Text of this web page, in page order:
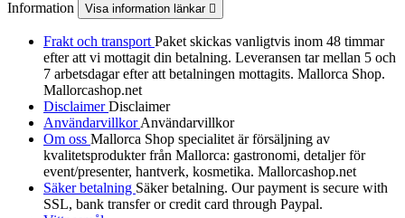
Information Visa information länkar 
Frakt och transport Paket skickas vanligtvis inom 48 timmar
efter att vi mottagit din betalning. Leveransen tar mellan 5 och
7 arbetsdagar efter att betalningen mottagits. Mallorca Shop.
Mallorcashop.net
DisclaimerDisclaimer
AnvändarvillkorAnvändarvillkor
Om oss Mallorca Shop specialitet är försäljning av
kvalitetsprodukter från Mallorca: gastronomi, detaljer för
event/presenter, hantverk, kosmetika. Mallorcashop.net
Säker betalning Säker betalning. Our payment is secure with
SSL, bank transfer or credit card through Paypal.